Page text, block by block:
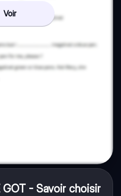
Voir
GOT - Savoir choisir